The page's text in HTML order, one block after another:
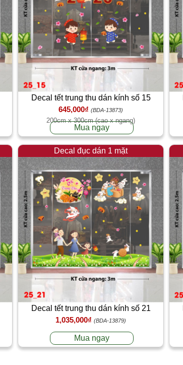
Decal tết trung thu dán kính số 15
645,000₫ (BDA-13873)
200cm x 300cm (cao x ngang)
Mua ngay
Decal đục dán 1 mặt
Decal tết trung thu dán kính số 21
1,035,000₫ (BDA-13879)
Mua ngay